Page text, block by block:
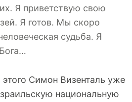
Я приветствую свою
Я готов. Мы скоро
судьба. Я
Симон Визенталь уже
национальную